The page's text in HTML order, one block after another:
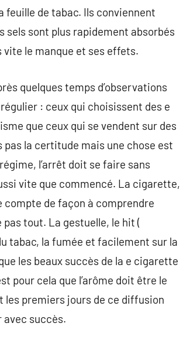
feuille de tabac. Ils conviennent
sont plus rapidement absorbés
vite le manque et ses effets.
quelques temps d’observations
: ceux qui choisissent des e
que ceux qui se vendent sur des
pas la certitude mais une chose est
l’arrêt doit se faire sans
vite que commencé. La cigarette,
de façon à comprendre
tout. La gestuelle, le hit (
tabac, la fumée et facilement sur la
les beaux succès de la e cigarette
pour cela que l’arôme doit être le
les premiers jours de ce diffusion
avec succès.